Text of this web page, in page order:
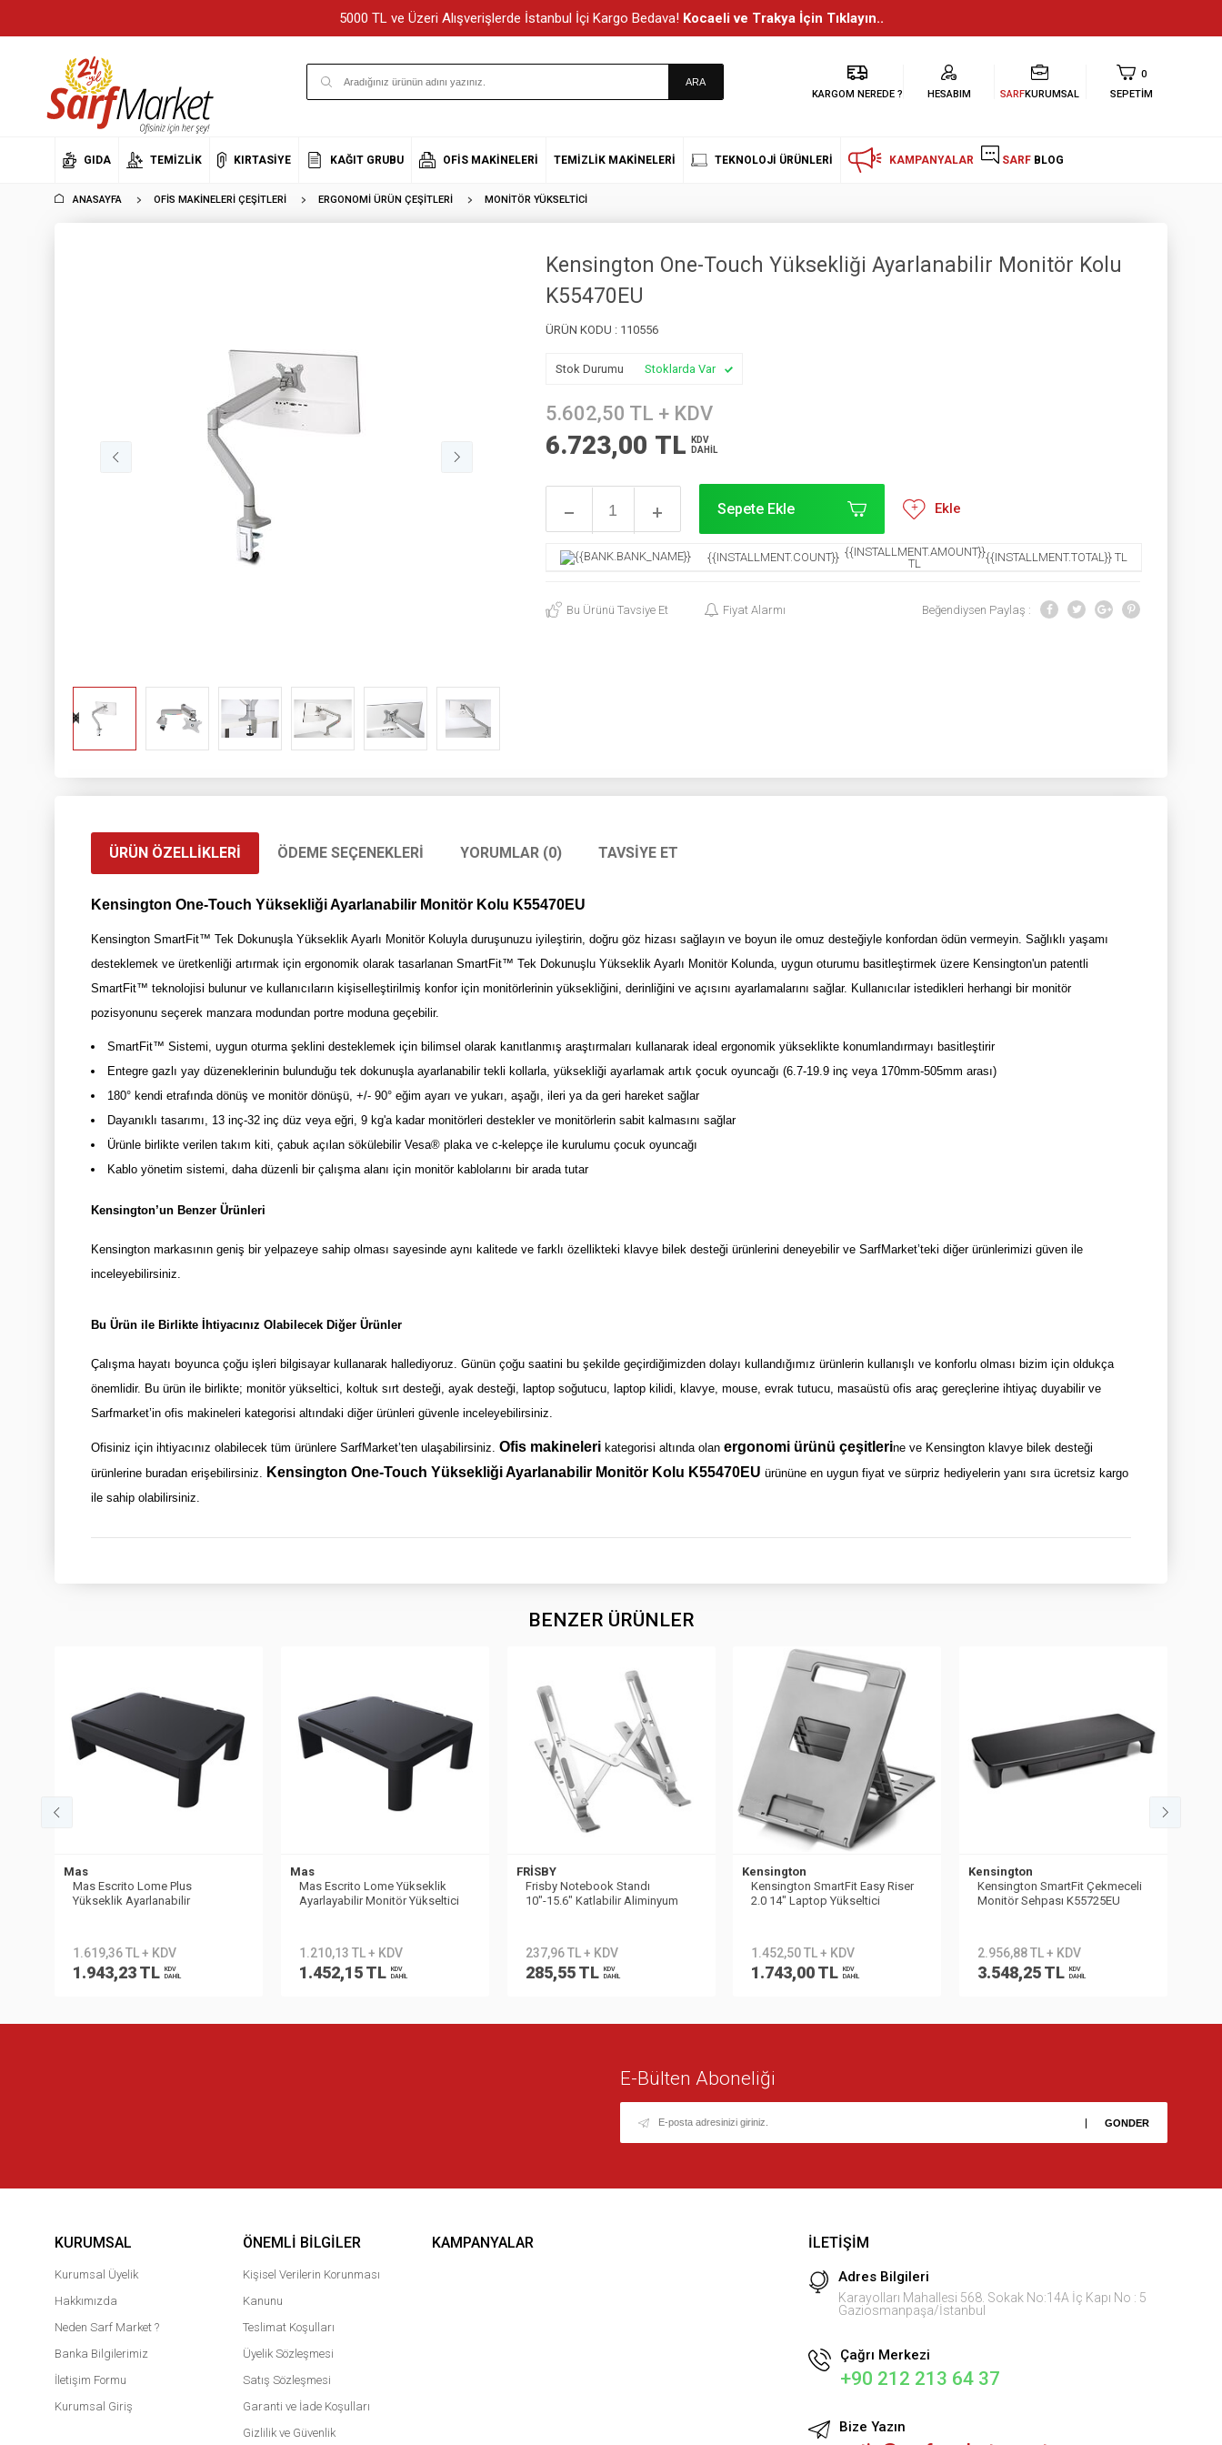
5000 TL ve Üzeri Alışverişlerde İstanbul İçi Kargo Bedava! Kocaeli ve Trakya İçin Tıklayın..
KARGOM NEREDE ? HESABIM SARFKURUMSAL
0
SEPETIM
GIDA TEMIZLIK KIRTASIYE KAĞIT GRUBU OFIS MAKINELERI TEMIZLIK MAKINELERI TEKNOLOJI ÜRÜNLERI KAMPANYALAR SARF BLOG
ANASAYFA OFIS MAKINELERI ÇEŞITLERI ERGONOMI ÜRÜN ÇEŞITLERI MONITÖR YÜKSELTICI
Kensington One-Touch Yüksekliği Ayarlanabilir Monitör Kolu
K55470EU
ÜRÜN KODU : 110556
Stok Durumu Stoklarda Var
5.602,50 TL + KDV
6.723,00 TL
KDV
DAHİL
Sepete Ekle Ekle
{{INSTALLMENT.COUNT}} {{INSTALLMENT.AMOUNT}}
TL
{{INSTALLMENT.TOTAL}} TL
Bu Ürünü Tavsiye Et Fiyat Alarmı Beğendiysen Paylaş :
ÜRÜN ÖZELLIKLERI ÖDEME SEÇENEKLERI YORUMLAR (0) TAVSIYE ET
Kensington One-Touch Yüksekliği Ayarlanabilir Monitör Kolu K55470EU
Kensington SmartFit™ Tek Dokunuşla Yükseklik Ayarlı Monitör Koluyla duruşunuzu iyileştirin, doğru göz hizası sağlayın ve boyun ile omuz desteğiyle konfordan ödün vermeyin. Sağlıklı yaşamı
desteklemek ve üretkenliği artırmak için ergonomik olarak tasarlanan SmartFit™ Tek Dokunuşlu Yükseklik Ayarlı Monitör Kolunda, uygun oturumu basitleştirmek üzere Kensington'un patentli
SmartFit™ teknolojisi bulunur ve kullanıcıların kişiselleştirilmiş konfor için monitörlerinin yüksekliğini, derinliğini ve açısını ayarlamalarını sağlar. Kullanıcılar istedikleri herhangi bir monitör
pozisyonunu seçerek manzara modundan portre moduna geçebilir.
SmartFit™ Sistemi, uygun oturma şeklini desteklemek için bilimsel olarak kanıtlanmış araştırmaları kullanarak ideal ergonomik yükseklikte konumlandırmayı basitleştirir
Entegre gazlı yay düzeneklerinin bulunduğu tek dokunuşla ayarlanabilir tekli kollarla, yüksekliği ayarlamak artık çocuk oyuncağı (6.7-19.9 inç veya 170mm-505mm arası)
180° kendi etrafında dönüş ve monitör dönüşü, +/- 90° eğim ayarı ve yukarı, aşağı, ileri ya da geri hareket sağlar
Dayanıklı tasarımı, 13 inç-32 inç düz veya eğri, 9 kg'a kadar monitörleri destekler ve monitörlerin sabit kalmasını sağlar
Ürünle birlikte verilen takım kiti, çabuk açılan sökülebilir Vesa® plaka ve c-kelepçe ile kurulumu çocuk oyuncağı
Kablo yönetim sistemi, daha düzenli bir çalışma alanı için monitör kablolarını bir arada tutar
Kensington’un Benzer Ürünleri
Kensington markasının geniş bir yelpazeye sahip olması sayesinde aynı kalitede ve farklı özellikteki klavye bilek desteği ürünlerini deneyebilir ve SarfMarket’teki diğer ürünlerimizi güven ile
inceleyebilirsiniz.
Bu Ürün ile Birlikte İhtiyacınız Olabilecek Diğer Ürünler
Çalışma hayatı boyunca çoğu işleri bilgisayar kullanarak hallediyoruz. Günün çoğu saatini bu şekilde geçirdiğimizden dolayı kullandığımız ürünlerin kullanışlı ve konforlu olması bizim için oldukça
önemlidir. Bu ürün ile birlikte; monitör yükseltici, koltuk sırt desteği, ayak desteği, laptop soğutucu, laptop kilidi, klavye, mouse, evrak tutucu, masaüstü ofis araç gereçlerine ihtiyaç duyabilir ve
Sarfmarket’in ofis makineleri kategorisi altındaki diğer ürünleri güvenle inceleyebilirsiniz.
Ofisiniz için ihtiyacınız olabilecek tüm ürünlere SarfMarket’ten ulaşabilirsiniz. Ofis makineleri kategorisi altında olan ergonomi ürünü çeşitlerine ve Kensington klavye bilek desteği
ürünlerine buradan erişebilirsiniz.
Kensington One-Touch Yüksekliği Ayarlanabilir Monitör Kolu K55470EU ürününe en uygun fiyat ve sürpriz hediyelerin yanı sıra ücretsiz kargo
ile sahip olabilirsiniz.
BENZER ÜRÜNLER
Mas
Mas Escrito Lome Plus
Yükseklik Ayarlanabilir
1.619,36 TL + KDV
1.943,23 TL
KDV
DAHİL
Mas
Mas Escrito Lome Yükseklik
Ayarlayabilir Monitör Yükseltici
1.210,13 TL + KDV
1.452,15 TL
KDV
DAHİL
FRİSBY
Frisby Notebook Standı
10"-15.6" Katlabilir Aliminyum
237,96 TL + KDV
285,55 TL
KDV
DAHİL
Kensington
Kensington SmartFit Easy Riser
2.0 14" Laptop Yükseltici
1.452,50 TL + KDV
1.743,00 TL
KDV
DAHİL
Kensington
Kensington SmartFit Çekmeceli
Monitör Sehpası K55725EU
2.956,88 TL + KDV
3.548,25 TL
KDV
DAHİL
E-Bülten Aboneliği
KURUMSAL
Kurumsal Üyelik
Hakkımızda
Neden Sarf Market ?
Banka Bilgilerimiz
İletişim Formu
Kurumsal Giriş
ÖNEMLI BILGILER
Kişisel Verilerin Korunması
Kanunu
Teslimat Koşulları
Üyelik Sözleşmesi
Satış Sözleşmesi
Garanti ve İade Koşulları
Gizlilik ve Güvenlik
KAMPANYALAR İLETIŞIM
Adres Bilgileri
Karayolları Mahallesi 568. Sokak No:14A İç Kapı No : 5
Gaziosmanpaşa/İstanbul
Çağrı Merkezi
+90 212 213 64 37
Bize Yazın